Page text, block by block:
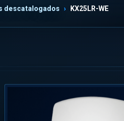
descatalogados KX25LR-WE